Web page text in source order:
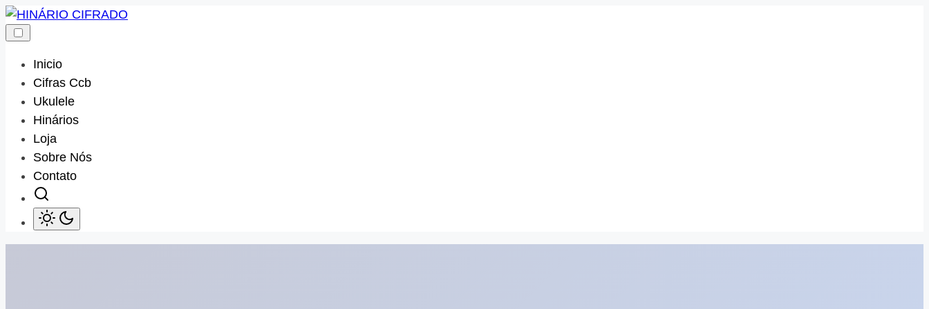
Skip
to
Inicio
Cifras Ccb
Ukulele
Hinários
Loja
Sobre Nós
Contato